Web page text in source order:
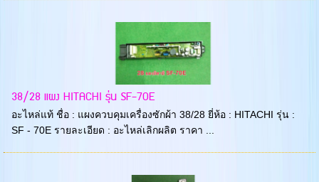
38/28 แผง HITACHI รุ่น SF-70E
อะไหล่แท้ ชื่อ : แผงควบคุมเครื่องซักผ้า 38/28 ยี่ห้อ : HITACHI รุ่น :
SF - 70E รายละเอียด : อะไหล่เลิกผลิต ราคา ...